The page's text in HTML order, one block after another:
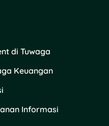
hasil
punya
yang
di Tuwaga
Keuangan
Informasi